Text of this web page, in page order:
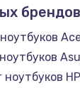
ноутбуков HP